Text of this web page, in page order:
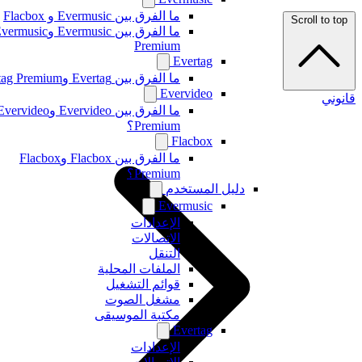
ما الفرق بين Evermusic و Flacbox
ما الفرق بين Evermusic وEvermusic
Premium
Evertag
ما الفرق بين Evertag وEvertag Premium
Evervideo
ما الفرق بين Evervideo وEvervideo
Premium؟
Flacbox
ما الفرق بين Flacbox وFlacbox
Premium؟
دليل المستخدم
Evermusic
الإعدادات
الاتصالات
التنقل
الملفات المحلية
قوائم التشغيل
مشغل الصوت
مكتبة الموسيقى
Evertag
الإعدادات
Scroll to top
قانوني